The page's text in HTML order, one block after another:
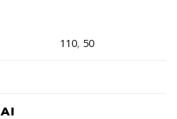
110, 50